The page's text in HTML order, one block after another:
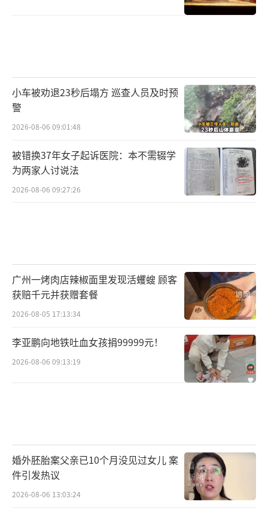
小车被劝退23秒后塌方 巡查人员及时预
警
2026-08-06 09:01:48
被错换37年女子起诉医院：本不需辍学
为两家人讨说法
2026-08-06 09:27:26
广州一烤肉店辣椒面里发现活蠼螋 顾客
获赔千元并获赠套餐
2026-08-05 17:13:34
李亚鹏向地铁吐血女孩捐99999元！
2026-08-06 09:13:19
婚外胚胎案父亲已10个月没见过女儿 案
件引发热议
2026-08-06 13:03:24